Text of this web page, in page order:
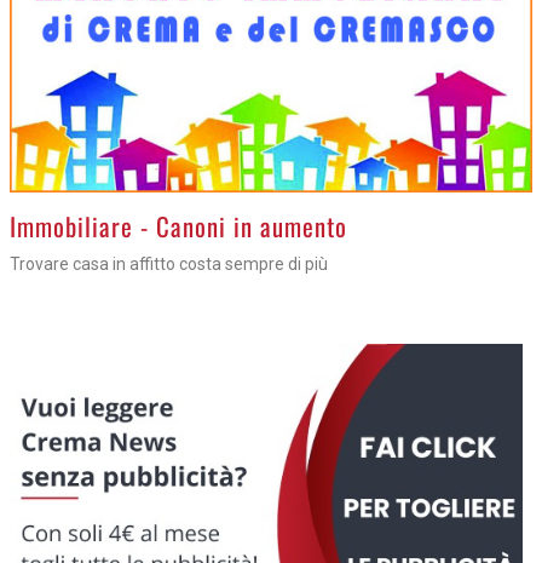
>Immobiliare - Canoni in aumento
Trovare casa in affitto costa sempre di più